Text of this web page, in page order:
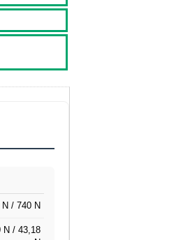
N / 740 N
N / 43,18